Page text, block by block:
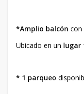
*Amplio balcón con
Ubicado en un lugar
* 1 parqueo